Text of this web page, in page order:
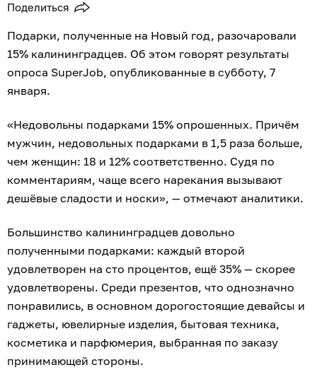
Поделиться
Подарки, полученные на Новый год, разочаровали
15% калининградцев. Об этом говорят результаты
опроса SuperJob, опубликованные в субботу, 7
января.
«Недовольны подарками 15% опрошенных. Причём
мужчин, недовольных подарками в 1,5 раза больше,
чем женщин: 18 и 12% соответственно. Судя по
комментариям, чаще всего нарекания вызывают
дешёвые сладости и носки», — отмечают аналитики.
Большинство калининградцев довольно
полученными подарками: каждый второй
удовлетворен на сто процентов, ещё 35% — скорее
удовлетворены. Среди презентов, что однозначно
понравились, в основном дорогостоящие девайсы и
гаджеты, ювелирные изделия, бытовая техника,
косметика и парфюмерия, выбранная по заказу
принимающей стороны.